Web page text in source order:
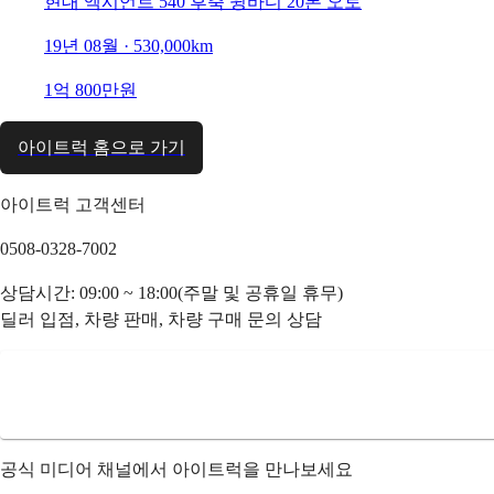
19년 08월 · 530,000km
1억 800만원
아이트럭 홈으로 가기
아이트럭 고객센터
0508-0328-7002
상담시간: 09:00 ~ 18:00(주말 및 공휴일 휴무)
딜러 입점, 차량 판매, 차량 구매 문의 상담
공식 미디어 채널에서 아이트럭을 만나보세요